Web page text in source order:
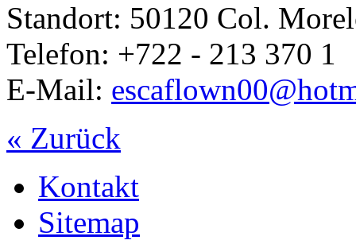
Standort: 50120 Col.
Telefon: +722 - 213 370 1
E-Mail:
« Zurück
Kontakt
Sitemap